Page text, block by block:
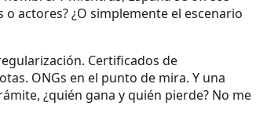
actores? ¿O simplemente el escenario
Certificados de
ONGs en el punto de mira. Y una
¿quién gana y quién pierde? No me